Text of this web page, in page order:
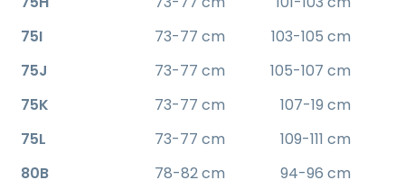
75I
73-77 cm
103-105 cm
75J
73-77 cm
105-107 cm
75K
73-77 cm
107-19 cm
75L
73-77 cm
109-111 cm
80B
78-82 cm
94-96 cm